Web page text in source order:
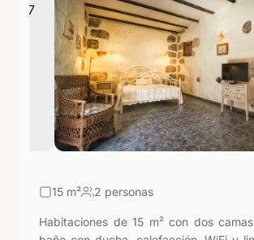
auténtica.
15 m² 2 personas
Habitaciones de 15 m² con dos